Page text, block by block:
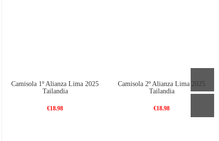
Camisola 1º Alianza Lima 2025
Tailandia
€18.98
Camisola 2º Alianza Lima 2025
Tailandia
€18.98